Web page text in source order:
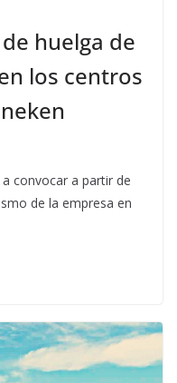
huelga de
los centros
convocar a partir de
de la empresa en